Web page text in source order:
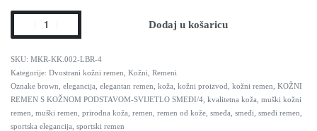
Dodaj u košaricu
MKR-KK.002-LBR-4
Kategorije: Dvostrani kožni remen Kožni Remeni
Oznake brown elegancija elegantan remen koža kožni proizvod kožni remen KOŽNI
REMEN S KOŽNOM PODSTAVOM-SVIJETLO SMEĐI/4 kvalitetna koža muški kožni
remen muški remen prirodna koža remen remen od kože smeđa smeđi smeđi remen
sportska elegancija sportski remen